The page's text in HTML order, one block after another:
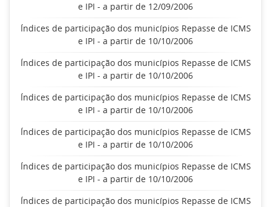
e IPI - a partir de 12/09/2006
Índices de participação dos municípios Repasse de ICMS
e IPI - a partir de 10/10/2006
Índices de participação dos municípios Repasse de ICMS
e IPI - a partir de 10/10/2006
Índices de participação dos municípios Repasse de ICMS
e IPI - a partir de 10/10/2006
Índices de participação dos municípios Repasse de ICMS
e IPI - a partir de 10/10/2006
Índices de participação dos municípios Repasse de ICMS
e IPI - a partir de 10/10/2006
Índices de participação dos municípios Repasse de ICMS